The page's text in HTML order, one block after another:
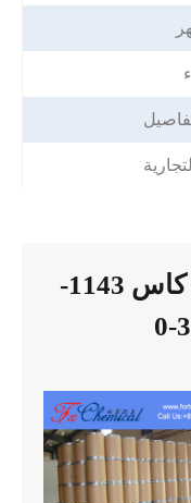
لدينا حزم من أنثرالين كاس 1143-